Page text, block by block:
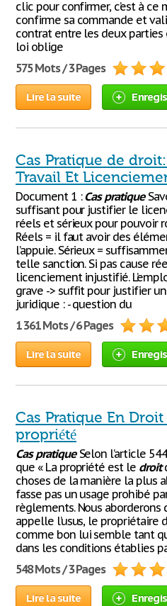
clic pour confirmer, c’est à
confirme sa commande et
contrat entre les deux parties
loi oblige
575 Mots / 3 Pages
Lire la suite
Cas Pratique de
Travail Et
Document 1 :Cas pratique
suffisant pour justifier le
réels et sérieux pour pouvoir
Réels = il faut avoir des
l’appuie. Sérieux =
telle sanction. Si pas cause
licenciement injustifié.
grave -> suffit pour justifier
juridique : - question du
1 361 Mots / 6 Pages
Lire la suite
Cas Pratique En
propriété
Cas pratiqueSelon l’article
que « La propriété est le droit
choses de la manière la plus
fasse pas un usage prohibé
règlements. Nous aborderons
appelle l’usus, le propriétaire
comme bon lui semble tant
dans les conditions établies
548 Mots / 3 Pages
Lire la suite